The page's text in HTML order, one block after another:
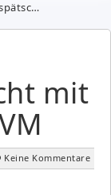
von AVM
mit
Keine Kommentare